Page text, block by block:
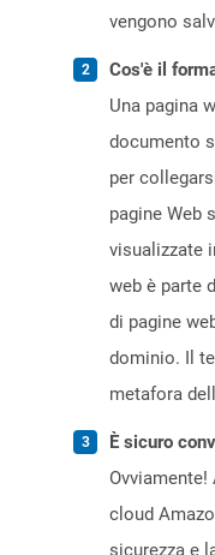
vengono
Cos'è il
Una pagina
documento
per
pagine Web
visualizzate
web è parte
di pagine
dominio. Il
metafora
È sicuro
cloud
sicurezza e